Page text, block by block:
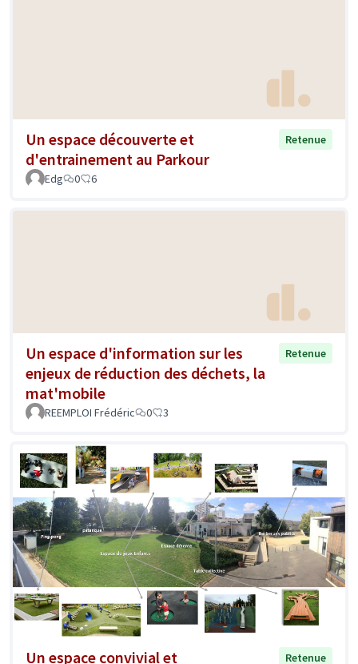
Un espace découverte et
d'entrainement au Parkour
Retenue
Edg 0 6
Un espace d'information sur les
enjeux de réduction des déchets, la
mat'mobile
Retenue
REEMPLOI Frédéric 0 3
Un espace convivial et
Retenue